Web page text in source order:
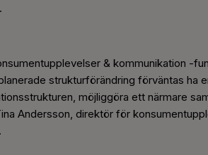
& kommunikation -
strukturförändring förväntas ha
möjliggöra ett närmare
Andersson, direktör för